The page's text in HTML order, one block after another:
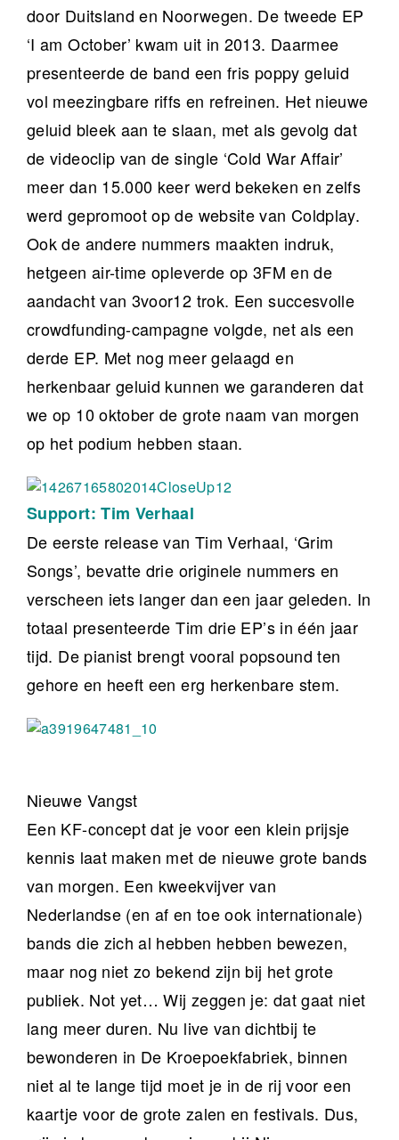
door Duitsland en Noorwegen. De tweede EP
‘I am October’ kwam uit in 2013. Daarmee
presenteerde de band een fris poppy geluid
vol meezingbare riffs en refreinen. Het nieuwe
geluid bleek aan te slaan, met als gevolg dat
de videoclip van de single ‘Cold War Affair’
meer dan 15.000 keer werd bekeken en zelfs
werd gepromoot op de website van Coldplay.
Ook de andere nummers maakten indruk,
hetgeen air-time opleverde op 3FM en de
aandacht van 3voor12 trok. Een succesvolle
crowdfunding-campagne volgde, net als een
derde EP. Met nog meer gelaagd en
herkenbaar geluid kunnen we garanderen dat
we op 10 oktober de grote naam van morgen
op het podium hebben staan.
Support: Tim Verhaal
De eerste release van Tim Verhaal, ‘Grim
Songs’, bevatte drie originele nummers en
verscheen iets langer dan een jaar geleden. In
totaal presenteerde Tim drie EP’s in één jaar
tijd. De pianist brengt vooral popsound ten
gehore en heeft een erg herkenbare stem.
Nieuwe Vangst
Een KF-concept dat je voor een klein prijsje
kennis laat maken met de nieuwe grote bands
van morgen. Een kweekvijver van
Nederlandse (en af en toe ook internationale)
bands die zich al hebben hebben bewezen,
maar nog niet zo bekend zijn bij het grote
publiek. Not yet… Wij zeggen je: dat gaat niet
lang meer duren. Nu live van dichtbij te
bewonderen in De Kroepoekfabriek, binnen
niet al te lange tijd moet je in de rij voor een
kaartje voor de grote zalen en festivals. Dus,